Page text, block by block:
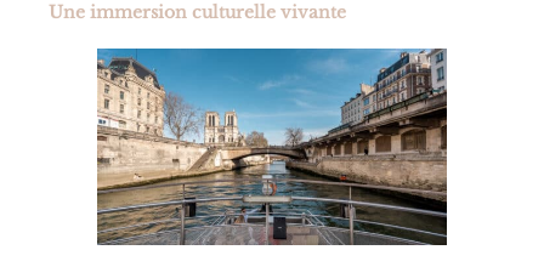
Une immersion culturelle vivante